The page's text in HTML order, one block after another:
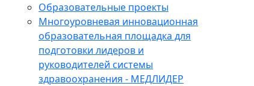
Образовательные проекты
Многоуровневая инновационная
образовательная площадка для
подготовки лидеров и
руководителей системы
здравоохранения - МЕДЛИДЕР